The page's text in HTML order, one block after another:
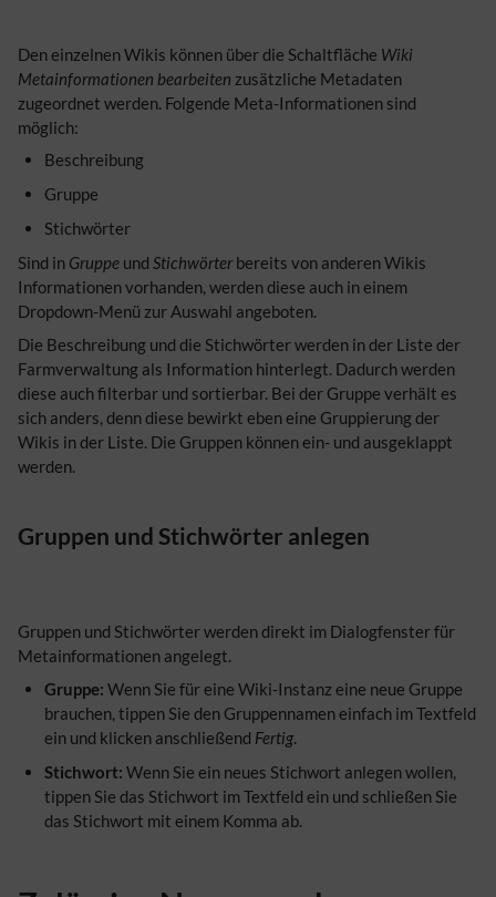
Den einzelnen Wikis können über die Schaltfläche Wiki
Metainformationen bearbeiten zusätzliche Metadaten
zugeordnet werden. Folgende Meta-Informationen sind
möglich:
Beschreibung
Gruppe
Stichwörter
Sind in Gruppe und Stichwörter bereits von anderen Wikis
Informationen vorhanden, werden diese auch in einem
Dropdown-Menü zur Auswahl angeboten.
Die Beschreibung und die Stichwörter werden in der Liste der
Farmverwaltung als Information hinterlegt. Dadurch werden
diese auch filterbar und sortierbar. Bei der Gruppe verhält es
sich anders, denn diese bewirkt eben eine Gruppierung der
Wikis in der Liste. Die Gruppen können ein- und ausgeklappt
werden.
Gruppen und Stichwörter anlegen
Gruppen und Stichwörter werden direkt im Dialogfenster für
Metainformationen angelegt.
Gruppe: Wenn Sie für eine Wiki-Instanz eine neue Gruppe
brauchen, tippen Sie den Gruppennamen einfach im Textfeld
ein und klicken anschließend Fertig
Stichwort: Wenn Sie ein neues Stichwort anlegen wollen,
tippen Sie das Stichwort im Textfeld ein und schließen Sie
das Stichwort mit einem Komma ab.